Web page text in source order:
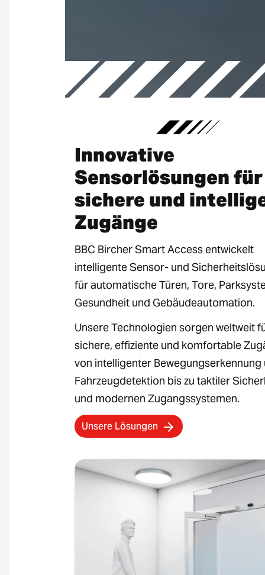
Innovative
Sensorlösungen für
sichere und
Zugänge
BBC Bircher Smart Access entwickelt
intelligente Sensor- und
für automatische Türen, Tore,
Gesundheit und Gebäudeautomation.
Unsere Technologien sorgen weltweit
sichere, effiziente und komfortable
von intelligenter Bewegungserkennung
Fahrzeugdetektion bis zu taktiler
und modernen Zugangssystemen.
Unsere Lösungen